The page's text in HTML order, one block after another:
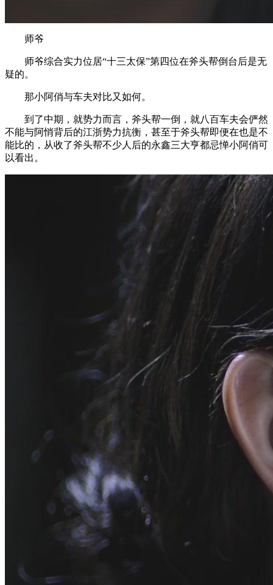
师爷
师爷综合实力位居“十三太保”第四位在斧头帮倒台后是无
疑的。
那小阿俏与车夫对比又如何。
到了中期，就势力而言，斧头帮一倒，就八百车夫会俨然
不能与阿悄背后的江浙势力抗衡，甚至于斧头帮即便在也是不
能比的，从收了斧头帮不少人后的永鑫三大亨都忌惮小阿俏可
以看出。